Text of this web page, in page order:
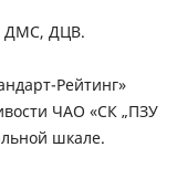
ДМС, ДЦВ.
Рейтинг»
ЧАО «СК „ПЗУ
шкале.